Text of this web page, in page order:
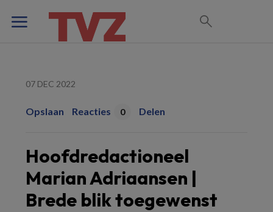
07 DEC 2022
Opslaan Reacties 0 Delen
Hoofdredactioneel
Marian Adriaansen |
Brede blik toegewenst